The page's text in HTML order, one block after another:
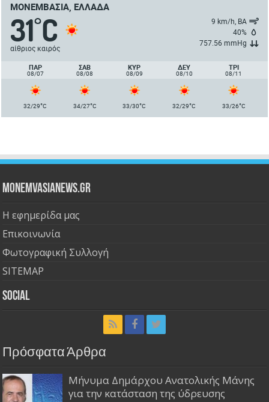
ΜΟΝΕΜΒΑΣΙΆ, ΕΛΛΆΔΑ
31°C
αίθριος καιρός
9 km/h, ΒΑ
40%
757.56 mmHg
ΠΑΡ
08/07
ΣΑΒ
08/08
ΚΥΡ
08/09
ΔΕΥ
08/10
ΤΡΙ
08/11
32/29°C 34/27°C 33/30°C 32/29°C 33/26°C
Monemvasianews.gr
Η εφημερίδα μας
Επικοινωνία
Φωτογραφική Συλλογή
SITEMAP
Social
Πρόσφατα Άρθρα
Μήνυμα Δημάρχου Ανατολικής Μάνης
για την κατάσταση της ύδρευσης